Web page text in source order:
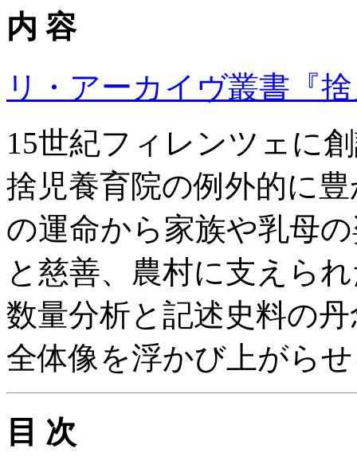
内 容
リ・アーカイヴ叢書『
15世紀フィレンツェに
捨児養育院の例外的に
の運命から家族や乳母
と慈善、農村に支えら
数量分析と記述史料の
全体像を浮かび上がら
目 次